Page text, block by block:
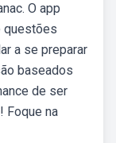
O app
questões
a se preparar
baseados
de ser
Foque na